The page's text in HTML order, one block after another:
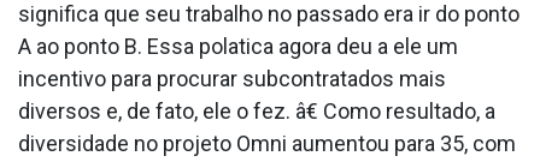
significa que seu trabalho no passado era ir do ponto
A ao ponto B. Essa pola­tica agora deu a ele um
incentivo para procurar subcontratados mais
diversos e, de fato, ele o fez. â€ Como resultado, a
diversidade no projeto Omni aumentou para 35, com